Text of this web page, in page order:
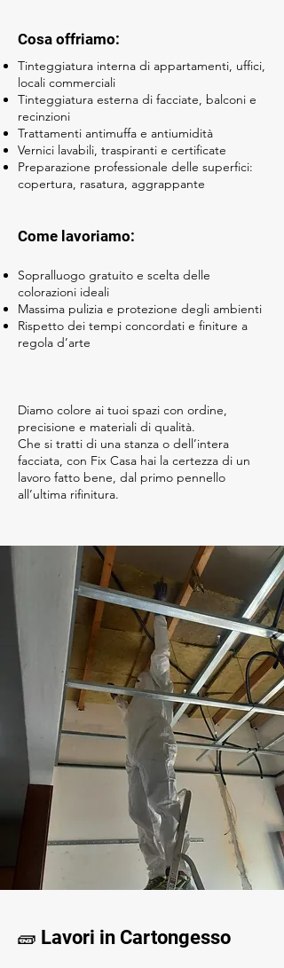
Cosa offriamo:
Tinteggiatura interna di appartamenti, uffici,
locali commerciali
Tinteggiatura esterna di facciate, balconi e
recinzioni
Trattamenti antimuffa e antiumidità
Vernici lavabili, traspiranti e certificate
Preparazione professionale delle superfici:
copertura, rasatura, aggrappante
Come lavoriamo:
Sopralluogo gratuito e scelta delle
colorazioni ideali
Massima pulizia e protezione degli ambienti
Rispetto dei tempi concordati e finiture a
regola d’arte
Diamo colore ai tuoi spazi con ordine,
precisione e materiali di qualità.
Che si tratti di una stanza o dell’intera
facciata, con Fix Casa hai la certezza di un
lavoro fatto bene, dal primo pennello
all’ultima rifinitura.
🧱 Lavori in Cartongesso